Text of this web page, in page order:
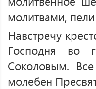
молитвами,
Навстречу
Господня во
Соколовым.
молебен